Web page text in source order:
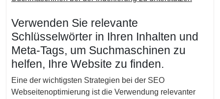
Verwenden Sie relevante
Schlüsselwörter in Ihren Inhalten und
Meta-Tags, um Suchmaschinen zu
helfen, Ihre Website zu finden.
Eine der wichtigsten Strategien bei der SEO
Webseitenoptimierung ist die Verwendung relevanter